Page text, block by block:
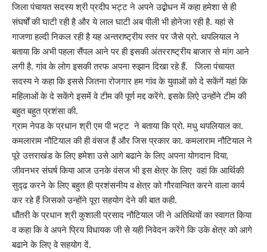
जिला पंचायत सदस्य श्री प्रदीप भट्ट ने अपने उद्बोधन में कहा हमेशा से ही
संघर्षों की घाटी रही है और ये लाल घाटी अब पीली भी होनेजा रही है. यहां से
गाजणा हल्दी निकल रही है यह अन्तराष्ट्रीय स्तर पर जैसे प्रो. थपलियाल ने
बताया कि अभी पहला सैंपल आने पर ही इसकी अंतरराष्ट्रीय बाजार से मांग आने
लगी है. गांव के लोग इसकी तरफ अपना रुझान दिखा रहे हैं. जिला पंचायत
सदस्य ने कहा कि इससे जितना रोजगार हम गांव के युवाओं को दे सकेंगें यहां कि
महिलाओं के दे सकेंगे इसमें वे टीम की पूर्ण मद्द करेंगे. इसके लिऐ उन्होंने टीम की
बहुत बहुत प्रशंसा की.
ग्राम नेपड के प्रधान श्री एम पी भट्ट ने बताया कि प्रो. मधु थपलियाल का.
कमलाराम नौटियाल की ही वंसज हैं और जिस प्रकार का. कमलाराम नौटियाल ने
पूरे उत्तराखंड के लिए हमेशा उसे आगे बढाने के लिए अपना योगदान दिया,
जीवनभर संघर्ष किया आज उनके वंसज भी इस क्षेत्र के लिए वहां कि आर्थिकी
सुद्ढ करने के लिए बहुत ही प्रशंसनीय व क्षेत्र को गौरवान्वित करने वाला कार्य
कर रहे हैं जिसको उन्होंने पूरा सहयोग देने की बात कही.
धौंतरी के प्रधान श्री कुशाली प्रसाद नौटियाल जी ने अतिथियों का स्वागत किया
व कहा कि वे अपने प्रिय विधायक जी से यही निवेदन करेंगे कि उके क्षेत्र को आगे
बढाने के लिए वे सहयोग दें.